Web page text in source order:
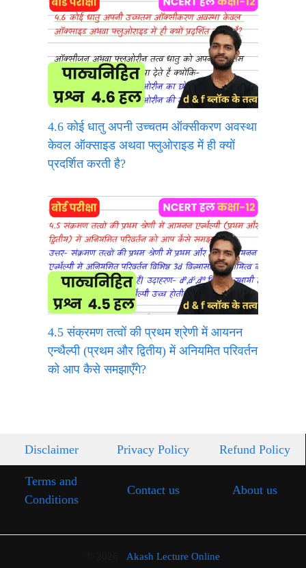
4.6 कोई धातु अपनी उच्चतम ऑक्सीकरण अवस्था
केवल ऑक्साइड अथवा फ्लुओराइड में ही क्यों
प्रदर्शित करती है?
4.5 संक्रमण तत्वों की प्रथम श्रेणी में आयनन
एन्थैल्पी (प्रथम और द्वितीय) में अनियमित परिवर्तन
को आप कैसे समझाएँगे?
Disclaimer Privacy Policy Refund Policy
Terms and
Conditions
Contact us About us
Akash Lecture Online